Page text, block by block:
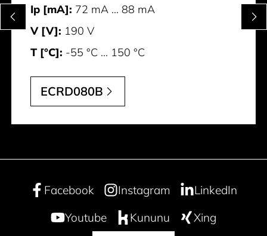
Ip [mA]: 72 mA ... 88 mA
V [V]: 190 V
T [°C]: -55 °C ... 150 °C
ECRD080B
Facebook Instagram
LinkedIn
Youtube
Kununu
Xing